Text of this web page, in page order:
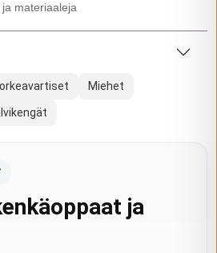
materiaaleja
Miehet
ja